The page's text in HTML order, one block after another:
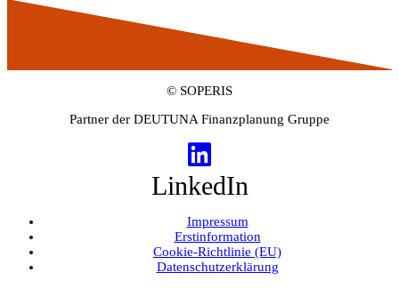
© SOPERIS
Partner der DEUTUNA Finanzplanung Gruppe
LinkedIn
Impressum
Erstinformation
Cookie-Richtlinie (EU)
Datenschutzerklärung